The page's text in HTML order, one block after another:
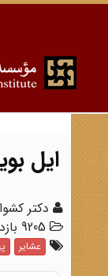
ایل
دکتر
عشایر